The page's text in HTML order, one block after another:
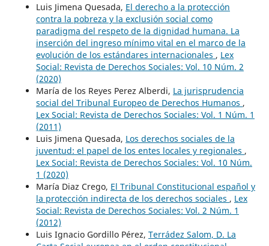
Luis Jimena Quesada, El derecho a la protección
contra la pobreza y la exclusión social como
paradigma del respeto de la dignidad humana. La
inserción del ingreso mínimo vital en el marco de la
evolución de los estándares internacionales , Lex
Social: Revista de Derechos Sociales: Vol. 10 Núm. 2
(2020)
María de los Reyes Perez Alberdi, La jurisprudencia
social del Tribunal Europeo de Derechos Humanos ,
Lex Social: Revista de Derechos Sociales: Vol. 1 Núm. 1
(2011)
Luis Jimena Quesada, Los derechos sociales de la
juventud: el papel de los entes locales y regionales ,
Lex Social: Revista de Derechos Sociales: Vol. 10 Núm.
1 (2020)
María Diaz Crego, El Tribunal Constitucional español y
la protección indirecta de los derechos sociales , Lex
Social: Revista de Derechos Sociales: Vol. 2 Núm. 1
(2012)
Luis Ignacio Gordillo Pérez, Terrádez Salom, D. La